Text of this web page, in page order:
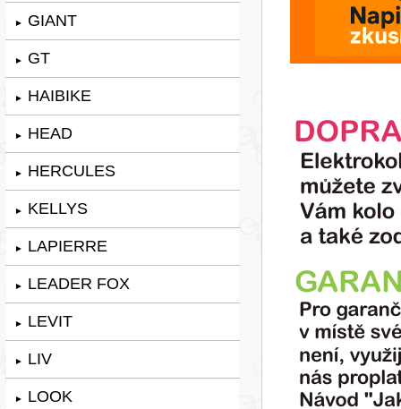
► GIANT
► GT
► HAIBIKE
► HEAD
► HERCULES
► KELLYS
► LAPIERRE
► LEADER FOX
► LEVIT
► LIV
► LOOK